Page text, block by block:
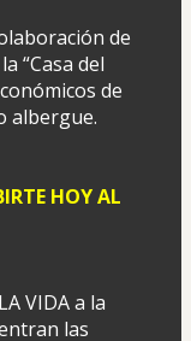
de
“Casa del
de
albergue.
HOY AL
VIDA a la
las